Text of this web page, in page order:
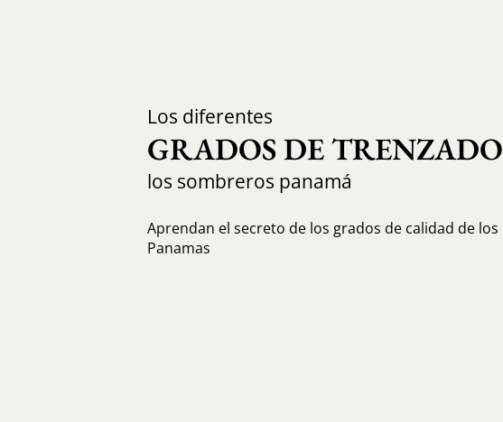
Los diferentes
GRADOS DE TRENZADO
los sombreros panamá
Aprendan el secreto de los grados de calidad de los
Panamas